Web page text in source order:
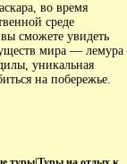
во время
среде
сможете увидеть
мира — лемура
уникальная
на побережье.